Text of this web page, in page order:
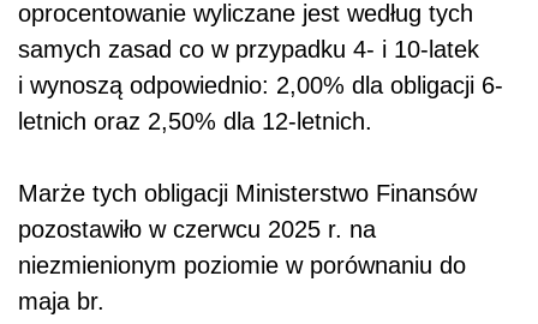
oprocentowanie wyliczane jest według tych
samych zasad co w przypadku 4- i 10-latek
i wynoszą odpowiednio: 2,00% dla obligacji 6-
letnich oraz 2,50% dla 12-letnich.
Marże tych obligacji Ministerstwo Finansów
pozostawiło w czerwcu 2025 r. na
niezmienionym poziomie w porównaniu do
maja br.